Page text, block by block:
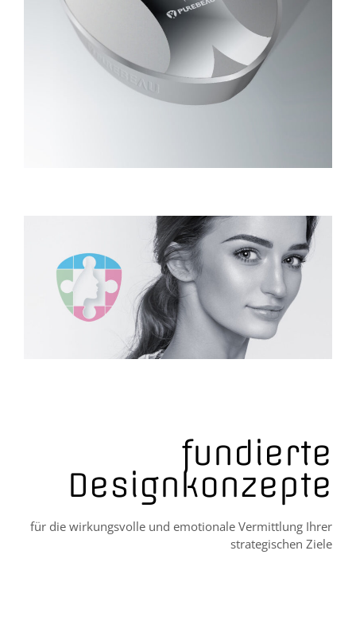
fundierte
Designkonzepte
für die wirkungsvolle und emotionale Vermittlung Ihrer
strategischen Ziele